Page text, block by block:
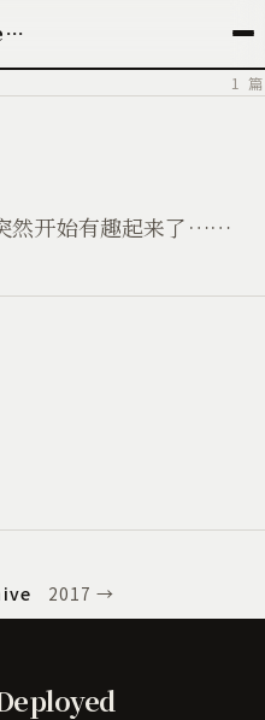
三杯过后 | Xiaowen.Z Deployed
1 篇
然开始有趣起来了……
2017 →